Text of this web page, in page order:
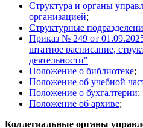
Структура и органы
организацией;
Структурные
Приказ № 249 от
штатное расписание,
деятельности"
Положение о библиотеке;
Положение об учебной
Положение о бухгалтерии;
Положение об архиве;
Коллегиальные органы